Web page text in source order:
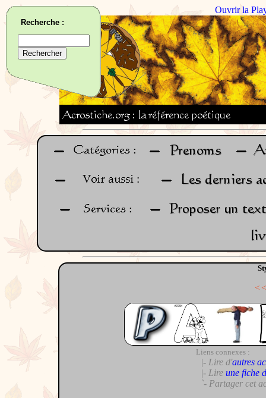
Ouvrir la
Liens connexes :
|- Lire d'autres
|- Lire une fiche
`- Partager cet
Recherche :